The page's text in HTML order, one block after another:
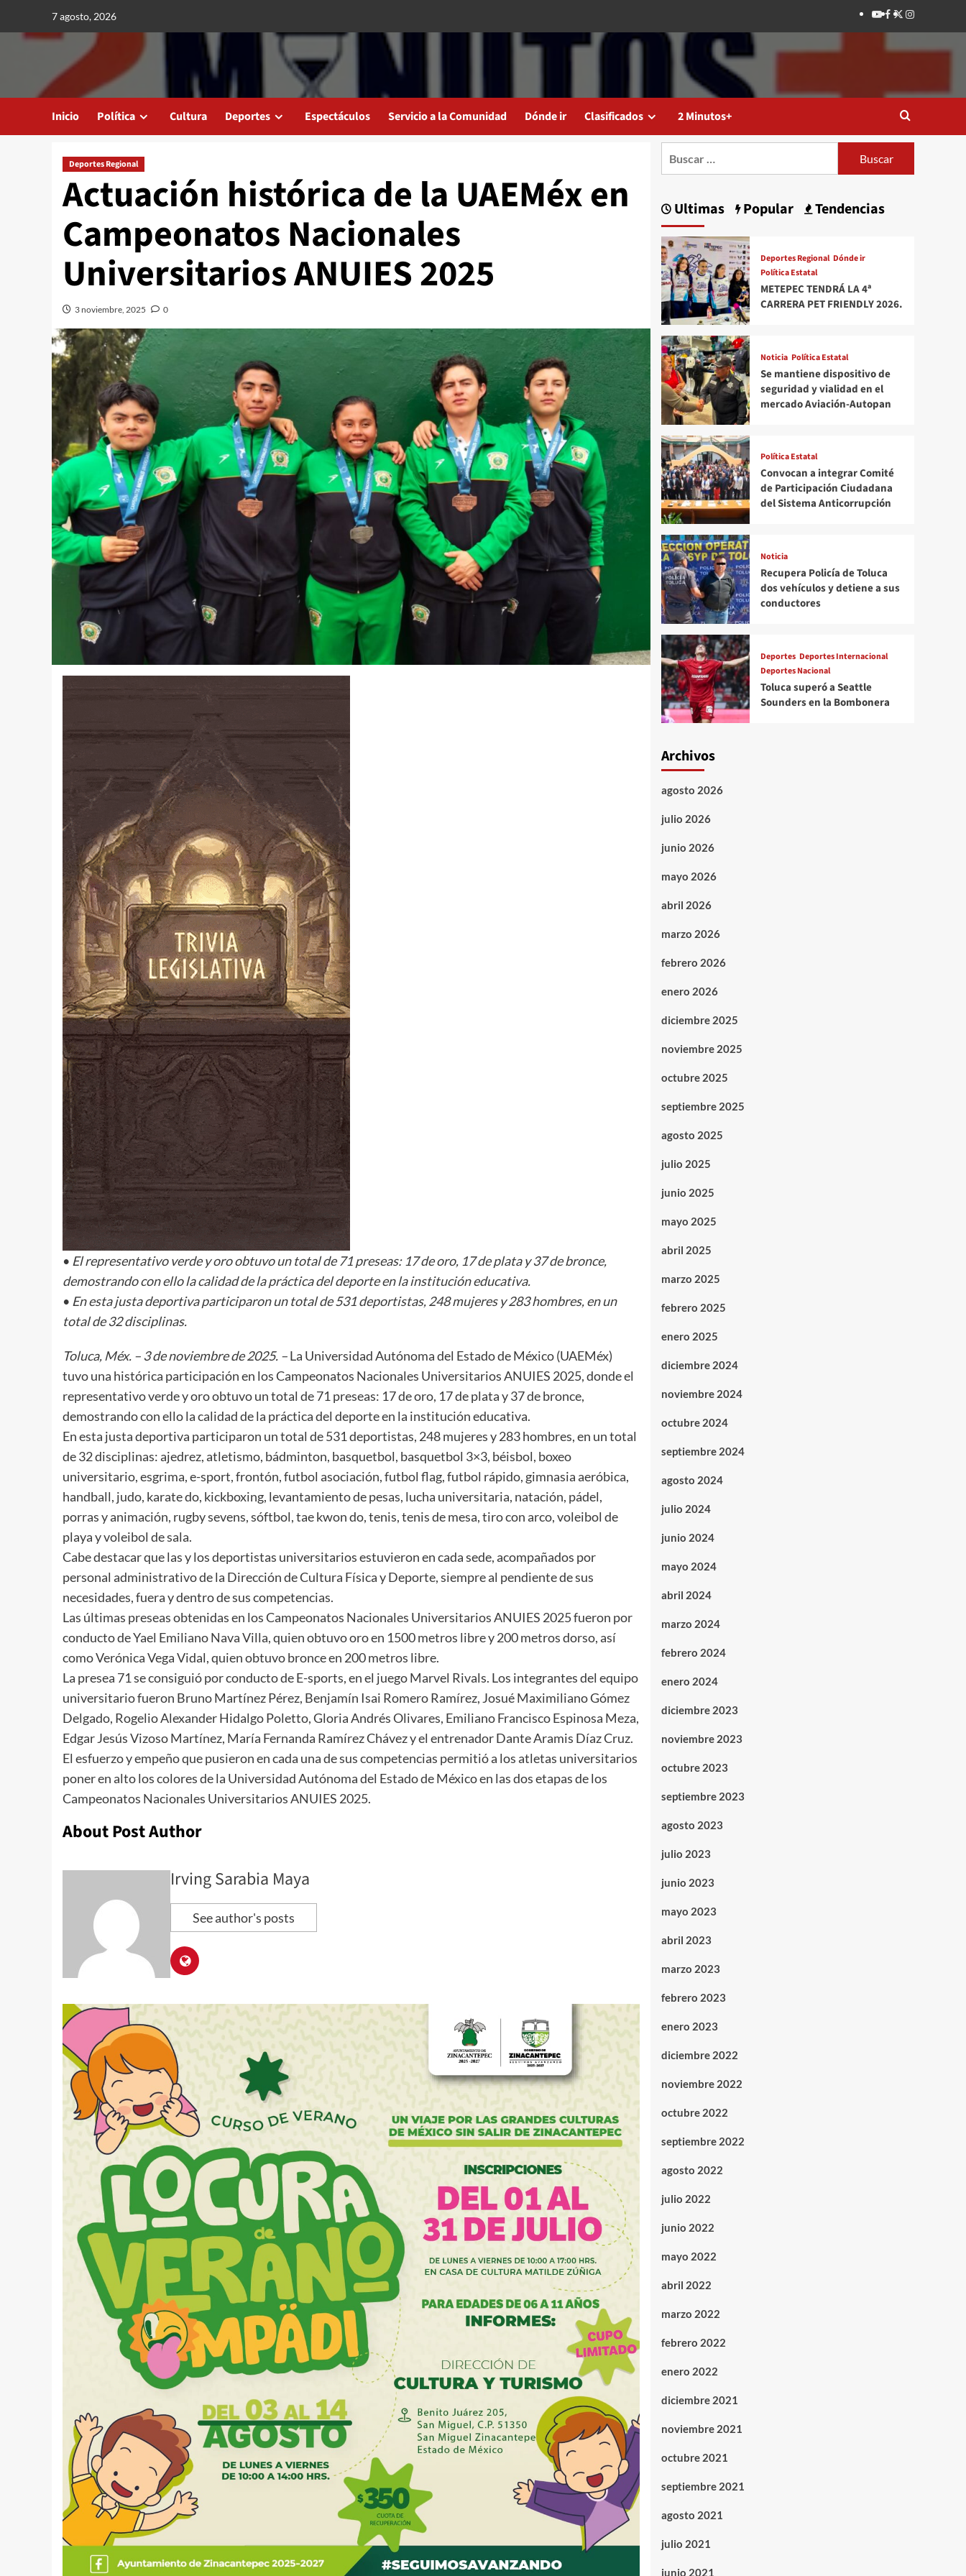
contenido
7 agosto, 2026 Youtube
Facebook
TwitterInstagram
Inicio Política Cultura Deportes Espectáculos Servicio a la Comunidad Dónde ir Clasificados 2 Minutos+
Deportes Regional
Actuación histórica de la UAEMéx en
Campeonatos Nacionales
Universitarios ANUIES 2025
3 noviembre, 2025 0
• El representativo verde y oro obtuvo un total de 71 preseas: 17 de oro, 17 de plata y 37 de bronce,
demostrando con ello la calidad de la práctica del deporte en la institución educativa.
• En esta justa deportiva participaron un total de 531 deportistas, 248 mujeres y 283 hombres, en un
total de 32 disciplinas.
Toluca, Méx. – 3 de noviembre de 2025. –La Universidad Autónoma del Estado de México (UAEMéx)
tuvo una histórica participación en los Campeonatos Nacionales Universitarios ANUIES 2025, donde el
representativo verde y oro obtuvo un total de 71 preseas: 17 de oro, 17 de plata y 37 de bronce,
demostrando con ello la calidad de la práctica del deporte en la institución educativa.
En esta justa deportiva participaron un total de 531 deportistas, 248 mujeres y 283 hombres, en un total
de 32 disciplinas: ajedrez, atletismo, bádminton, basquetbol, basquetbol 3×3, béisbol, boxeo
universitario, esgrima, e-sport, frontón, futbol asociación, futbol flag, futbol rápido, gimnasia aeróbica,
handball, judo, karate do, kickboxing, levantamiento de pesas, lucha universitaria, natación, pádel,
porras y animación, rugby sevens, sóftbol, tae kwon do, tenis, tenis de mesa, tiro con arco, voleibol de
playa y voleibol de sala.
Cabe destacar que las y los deportistas universitarios estuvieron en cada sede, acompañados por
personal administrativo de la Dirección de Cultura Física y Deporte, siempre al pendiente de sus
necesidades, fuera y dentro de sus competencias.
Las últimas preseas obtenidas en los Campeonatos Nacionales Universitarios ANUIES 2025 fueron por
conducto de Yael Emiliano Nava Villa, quien obtuvo oro en 1500 metros libre y 200 metros dorso, así
como Verónica Vega Vidal, quien obtuvo bronce en 200 metros libre.
La presea 71 se consiguió por conducto de E-sports, en el juego Marvel Rivals. Los integrantes del equipo
universitario fueron Bruno Martínez Pérez, Benjamín Isai Romero Ramírez, Josué Maximiliano Gómez
Delgado, Rogelio Alexander Hidalgo Poletto, Gloria Andrés Olivares, Emiliano Francisco Espinosa Meza,
Edgar Jesús Vizoso Martínez, María Fernanda Ramírez Chávez y el entrenador Dante Aramis Díaz Cruz.
El esfuerzo y empeño que pusieron en cada una de sus competencias permitió a los atletas universitarios
poner en alto los colores de la Universidad Autónoma del Estado de México en las dos etapas de los
Campeonatos Nacionales Universitarios ANUIES 2025.
About Post Author
Irving Sarabia Maya
See author's posts
Ultimas Popular Tendencias
Deportes Regional Dónde ir
Política Estatal
METEPEC TENDRÁ LA 4ª
CARRERA PET FRIENDLY 2026.
Noticia Política Estatal
Se mantiene dispositivo de
seguridad y vialidad en el
mercado Aviación-Autopan
Política Estatal
Convocan a integrar Comité
de Participación Ciudadana
del Sistema Anticorrupción
Noticia
Recupera Policía de Toluca
dos vehículos y detiene a sus
conductores
Deportes Deportes Internacional
Deportes Nacional
Toluca superó a Seattle
Sounders en la Bombonera
Archivos
agosto 2026
julio 2026
junio 2026
mayo 2026
abril 2026
marzo 2026
febrero 2026
enero 2026
diciembre 2025
noviembre 2025
octubre 2025
septiembre 2025
agosto 2025
julio 2025
junio 2025
mayo 2025
abril 2025
marzo 2025
febrero 2025
enero 2025
diciembre 2024
noviembre 2024
octubre 2024
septiembre 2024
agosto 2024
julio 2024
junio 2024
mayo 2024
abril 2024
marzo 2024
febrero 2024
enero 2024
diciembre 2023
noviembre 2023
octubre 2023
septiembre 2023
agosto 2023
julio 2023
junio 2023
mayo 2023
abril 2023
marzo 2023
febrero 2023
enero 2023
diciembre 2022
noviembre 2022
octubre 2022
septiembre 2022
agosto 2022
julio 2022
junio 2022
mayo 2022
abril 2022
marzo 2022
febrero 2022
enero 2022
diciembre 2021
noviembre 2021
octubre 2021
septiembre 2021
agosto 2021
julio 2021
junio 2021